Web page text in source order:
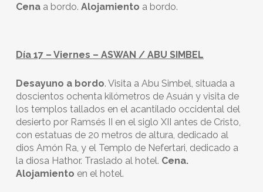
Cenaa bordo. Alojamiento a bordo.
Día 17 – Viernes – ASWAN / ABU SIMBEL
Desayuno a bordo. Visita a Abu Simbel, situada a
doscientos ochenta kilómetros de Asuán y visita de
los templos tallados en el acantilado occidental del
desierto por Ramsés II en el siglo XII antes de Cristo,
con estatuas de 20 metros de altura, dedicado al
dios Amón Ra, y el Templo de Nefertari, dedicado a
la diosa Hathor. Traslado al hotel. Cena.
Alojamiento en el hotel.